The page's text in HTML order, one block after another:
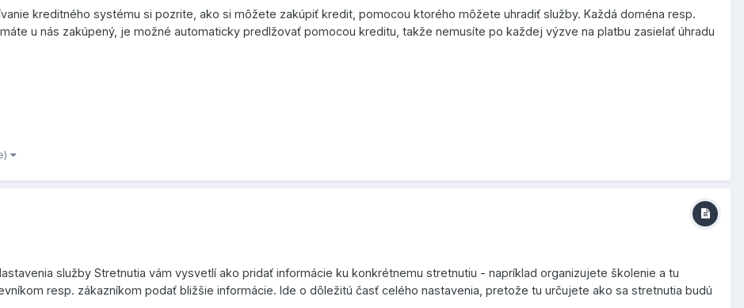
kreditného systému si pozrite, ako si môžete zakúpiť kredit, pomocou ktorého môžete uhradiť služby. Každá doména resp.
u nás zakúpený, je možné automaticky predlžovať pomocou kreditu, takže nemusíte po každej výzve na platbu zasielať úhradu
služby Stretnutia vám vysvetlí ako pridať informácie ku konkrétnemu stretnutiu - napríklad organizujete školenie a tu
resp. zákazníkom podať bližšie informácie. Ide o dôležitú časť celého nastavenia, pretože tu určujete ako sa stretnutia budú